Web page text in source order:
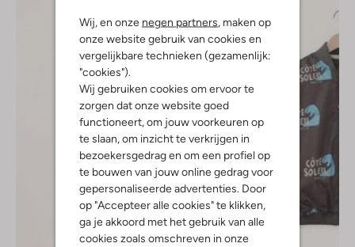
Wij, en onze negen partners, maken op
onze website gebruik van cookies en
vergelijkbare technieken (gezamenlijk:
"cookies").
Wij gebruiken cookies om ervoor te
zorgen dat onze website goed
functioneert, om jouw voorkeuren op
te slaan, om inzicht te verkrijgen in
bezoekersgedrag en om een profiel op
te bouwen van jouw online gedrag voor
gepersonaliseerde advertenties. Door
op "Accepteer alle cookies" te klikken,
ga je akkoord met het gebruik van alle
cookies zoals omschreven in onze